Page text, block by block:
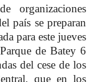
organizaciones
país se preparan
para este jueves
de Batey 6
del cese de los
que en los